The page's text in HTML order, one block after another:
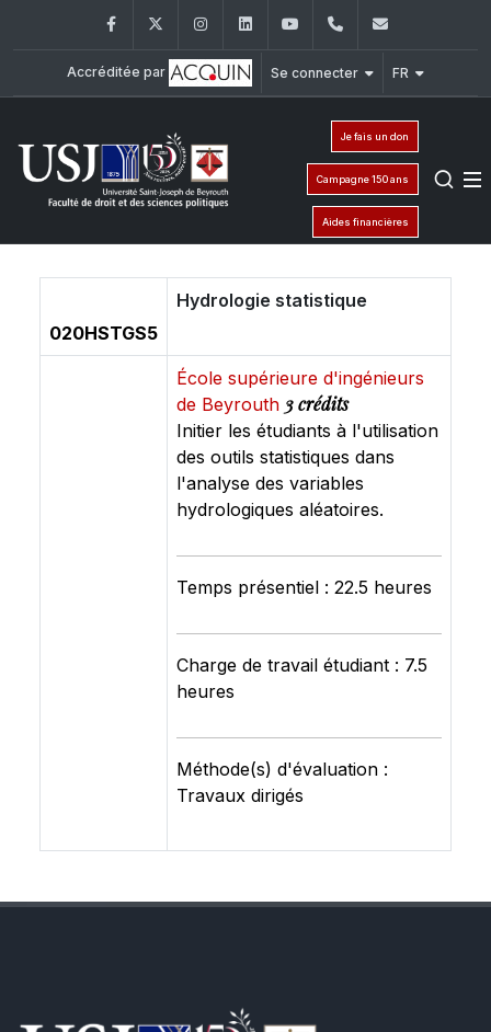
FacebookTwitter InstagramLinkedInYouTube+961 (1) 421 432
Accréditée par Se connecter FR
Je fais un don
Campagne 150 ans
Aides financières
020HSTGS5
Hydrologie statistique
École supérieure d'ingénieurs
de Beyrouth 3 crédits
Initier les étudiants à l'utilisation
des outils statistiques dans
l'analyse des variables
hydrologiques aléatoires.
Temps présentiel : 22.5 heures
Charge de travail étudiant : 7.5
heures
Méthode(s) d'évaluation :
Travaux dirigés